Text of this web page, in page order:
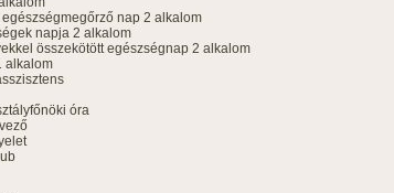
egészségmegőrző nap 2 alkalom
napja 2 alkalom
összekötött egészségnap 2 alkalom
alkalom
óra